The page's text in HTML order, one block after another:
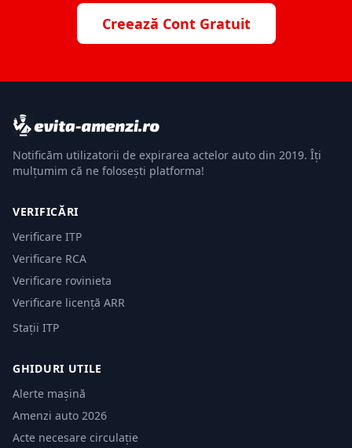
Creează Cont Gratuit
Notificăm utilizatorii de expirarea actelor auto din 2019. Îți
mulțumim că ne folosești platforma!
VERIFICĂRI
Verificare ITP
Verificare RCA
Verificare rovinieta
Verificare licență ARR
Stații ITP
GHIDURI UTILE
Alerte mașină
Amenzi auto 2026
Acte necesare circulație